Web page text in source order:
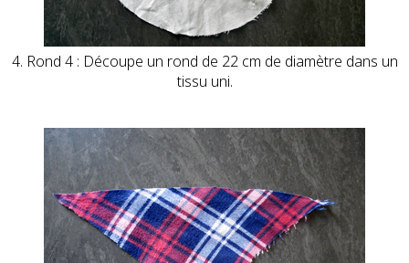
4. Rond 4 : Découpe un rond de 22 cm de diamètre dans un
tissu uni.